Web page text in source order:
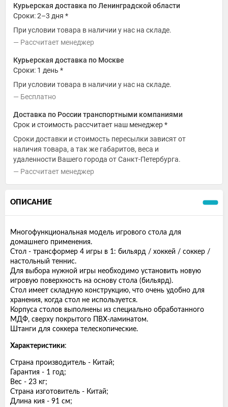
Курьерская доставка по Ленинградской области
Сроки: 2–3 дня *
При условии товара в наличии у нас на складе.
Рассчитает менеджер
Курьерская доставка по Москве
Сроки: 1 день *
При условии товара в наличии у нас на складе.
Бесплатно
Доставка по России транспортными компаниями
Срок и стоимость рассчитает наш менеджер *
Сроки доставки и стоимость пересылки зависят от
наличия товара, а так же габаритов, веса и
удаленности Вашего города от Санкт-Петербурга.
Рассчитает менеджер
ОПИСАНИЕ
Многофункциональная модель игрового стола для
домашнего применения.
Стол - трансформер 4 игры в 1: бильярд / хоккей / соккер /
настольный теннис.
Для выбора нужной игры необходимо установить новую
игровую поверхность на основу стола (бильярд).
Стол имеет складную конструкцию, что очень удобно для
хранения, когда стол не используется.
Корпуса столов выполнены из специально обработанного
МДФ, сверху покрытого ПВХ-ламинатом.
Штанги для соккера телескопические.
Характеристики:
Страна производитель - Китай;
Гарантия - 1 год;
Вес - 23 кг;
Страна изготовитель - Китай;
Длина кия - 91 см;